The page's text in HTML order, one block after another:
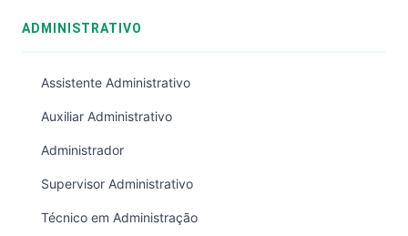
ADMINISTRATIVO
Assistente Administrativo
Auxiliar Administrativo
Administrador
Supervisor Administrativo
Técnico em Administração